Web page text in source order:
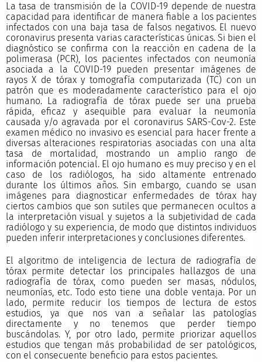
La tasa de transmisión de la COVID-19 depende de nuestra
capacidad para identificar de manera fiable a los pacientes
infectados con una baja tasa de falsos negativos. El nuevo
coronavirus presenta varias características únicas. Si bien el
diagnóstico se confirma con la reacción en cadena de la
polimerasa (PCR), los pacientes infectados con neumonía
asociada a la COVID-19 pueden presentar imágenes de
rayos X de tórax y tomografía computarizada (TC) con un
patrón que es moderadamente característico para el ojo
humano. La radiografía de tórax puede ser una prueba
rápida, eficaz y asequible para evaluar la neumonía
causada y/o agravada por el coronavirus SARS-Cov-2. Este
examen médico no invasivo es esencial para hacer frente a
diversas alteraciones respiratorias asociadas con una alta
tasa de mortalidad, mostrando un amplio rango de
información potencial. El ojo humano es muy preciso y en el
caso de los radiólogos, ha sido altamente entrenado
durante los últimos años. Sin embargo, cuando se usan
imágenes para diagnosticar enfermedades de tórax hay
ciertos cambios que son sutiles que permanecen ocultos a
la interpretación visual y sujetos a la subjetividad de cada
radiólogo y su experiencia, de modo que distintos individuos
pueden inferir interpretaciones y conclusiones diferentes.
El algoritmo de inteligencia de lectura de radiografía de
tórax permite detectar los principales hallazgos de una
radiografía de tórax, como pueden ser masas, nódulos,
neumonías, etc. Todo esto tiene una doble ventaja. Por un
lado, permite reducir los tiempos de lectura de estos
estudios, ya que nos van a señalar las patologías
directamente y no tenemos que perder tiempo
buscándolas. Y, por otro lado, permite priorizar aquellos
estudios que tengan más probabilidad de ser patológicos,
con el consecuente beneficio para estos pacientes.